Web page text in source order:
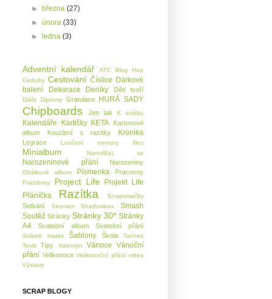
► března(27)
►února(33)
►
ledna(3)
Adventní kalendář ATC
Blog Hop
Cedulky Cestování Číslice Dárkové
balení
Dekorace Deníky Děti tvoří
Diáře Diplomy Gratulace HURÁ SADY
Chipboards Jen tak K svátku
Kalendáře Kartičky KETA
Kartonové
album
Kouzlení s razítky Kronika
Legrace Loučení memory files
Minialbum Narodil(a) se
Narozeninové přání Narozeniny
Obálkové album Písmenka Pracovny
Prázdniny Project Life
Projekt Life
Přáníčka
Razítka Scrapvisačky
Setkání Seznam Shadowbox
Smash
Soutěž Stránky Stránky 30* Stránky
A4
Svatební album Svatební přání
Svátek matek Šablony Škola
Tatínek
Textil
Tipy Valentýn Vánoce Vánoční
přání Velikonoce Velikonoční přání videa
Výstavy
SCRAP BLOGY